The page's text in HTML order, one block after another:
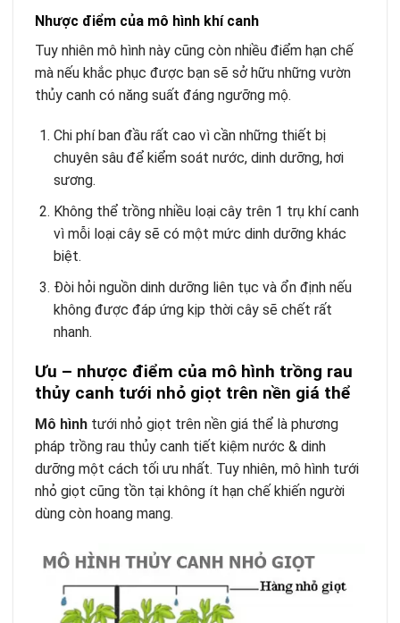
Nhược điểm của mô hình khí canh
Tuy nhiên mô hình này cũng còn nhiều điểm hạn chế
mà nếu khắc phục được bạn sẽ sở hữu những vườn
thủy canh có năng suất đáng ngưỡng mộ.
Chi phí ban đầu rất cao vì cần những thiết bị
chuyên sâu để kiểm soát nước, dinh dưỡng, hơi
sương.
Không thể trồng nhiều loại cây trên 1 trụ khí canh
vì mỗi loại cây sẽ có một mức dinh dưỡng khác
biệt.
Đòi hỏi nguồn dinh dưỡng liên tục và ổn định nếu
không được đáp ứng kịp thời cây sẽ chết rất
nhanh.
Ưu – nhược điểm của mô hình trồng rau
thủy canh tưới nhỏ giọt trên nền giá thể
Mô hình tưới nhỏ giọt trên nền giá thể là phương
pháp trồng rau thủy canh tiết kiệm nước & dinh
dưỡng một cách tối ưu nhất. Tuy nhiên, mô hình tưới
nhỏ giọt cũng tồn tại không ít hạn chế khiến người
dùng còn hoang mang.